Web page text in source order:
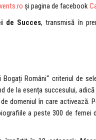
și pagina de facebook
de Succes, transmisă în
Români“ criteriul de
de la esența succesului,
domeniul în care activează.
a peste 300 de femei